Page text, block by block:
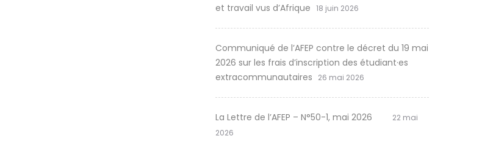
et travail vus d’Afrique 18 juin 2026
Communiqué de l’AFEP contre le décret du 19 mai
2026 sur les frais d’inscription des étudiant·es
extracommunautaires
26 mai 2026
La Lettre de l’AFEP – N°50-1, mai 2026
22 mai
2026